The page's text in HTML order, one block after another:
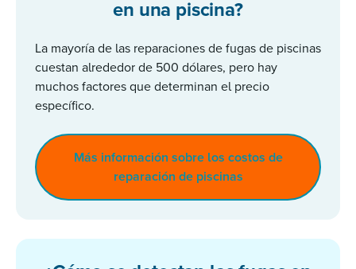
en una piscina?
La mayoría de las reparaciones de fugas de piscinas
cuestan alrededor de 500 dólares, pero hay
muchos factores que determinan el precio
específico.
Más información sobre los costos de
reparación de piscinas